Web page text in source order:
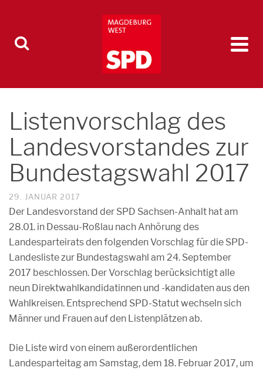
Listenvorschlag des
Landesvorstandes zur
Bundestagswahl 2017
29. JANUAR 2017
Der Landesvorstand der SPD Sachsen-Anhalt hat am
28.01. in Dessau-Roßlau nach Anhörung des
Landesparteirats den folgenden Vorschlag für die SPD-
Landesliste zur Bundestagswahl am 24. September
2017 beschlossen. Der Vorschlag berücksichtigt alle
neun Direktwahlkandidatinnen und -kandidaten aus den
Wahlkreisen. Entsprechend SPD-Statut wechseln sich
Männer und Frauen auf den Listenplätzen ab.
Die Liste wird von einem außerordentlichen
Landesparteitag am Samstag, dem 18. Februar 2017, um